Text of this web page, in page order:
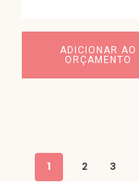
ADICIONAR AO
ORÇAMENTO
1 2 3